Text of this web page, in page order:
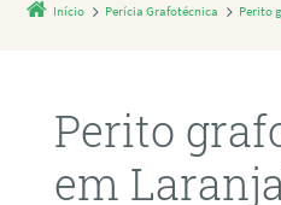
Início Perícia Grafotécnica Perito
Perito
em